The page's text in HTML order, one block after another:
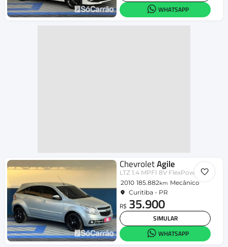
WHATSAPP
ChevroletAgile
LTZ 1.4 MPFI 8V FlexPower 5p
2010 185.882km Mecânico
Curitiba - PR
R$ 35.900
SIMULAR
WHATSAPP